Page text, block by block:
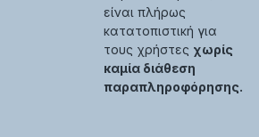
είναι πλήρως
κατατοπιστική για
τους χρήστες χωρίς
καμία διάθεση
παραπληροφόρησης.